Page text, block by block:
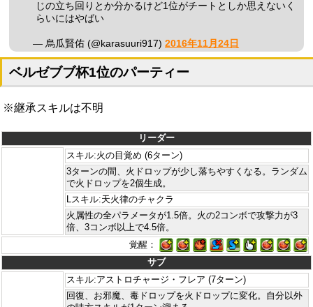
じの立ち回りとか分かるけど1位がチートとしか思えないく
らいにはやばい
— 烏瓜賢佑 (@karasuuri917)2016年11月24日
ベルゼブブ杯1位のパーティー
※継承スキルは不明
リーダー
スキル:火の目覚め (6ターン)
3ターンの間、火ドロップが少し落ちやすくなる。ランダム
で火ドロップを2個生成。
Lスキル:天火律のチャクラ
火属性の全パラメータが1.5倍。火の2コンボで攻撃力が3
倍、3コンボ以上で4.5倍。
覚醒：
サブ
スキル:アストロチャージ・フレア (7ターン)
回復、お邪魔、毒ドロップを火ドロップに変化。自分以外